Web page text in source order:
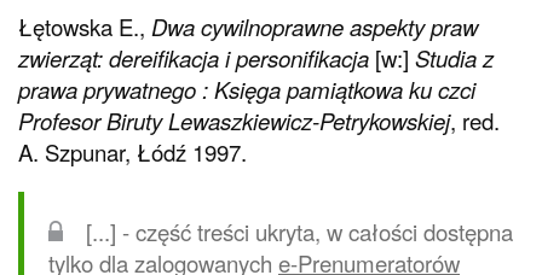
Łętowska E., Dwa cywilnoprawne aspekty praw
zwierząt: dereifikacja i personifikacja [w:] Studia z
prawa prywatnego : Księga pamiątkowa ku czci
Profesor Biruty Lewaszkiewicz-Petrykowskiej, red.
A. Szpunar, Łódź 1997.
[...] - część treści ukryta, w całości dostępna
tylko dla zalogowanych e-Prenumeratorów